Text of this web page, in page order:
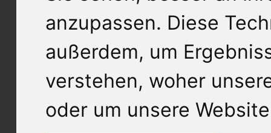
anzupassen. Diese
außerdem, um
verstehen, woher
oder um unsere